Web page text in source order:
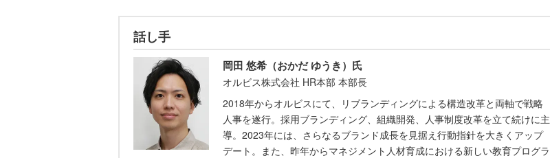
話し手
岡田 悠希（おかだ ゆうき）氏
オルビス株式会社 HR本部 本部長
2018年からオルビスにて、リブランディングによる構造改革と両軸で戦略
人事を遂行。採用ブランディング、組織開発、人事制度改革を立て続けに主
導。2023年には、さらなるブランド成長を見据え行動指針を大きくアップ
デート。また、昨年からマネジメント人材育成における新しい教育プログラ